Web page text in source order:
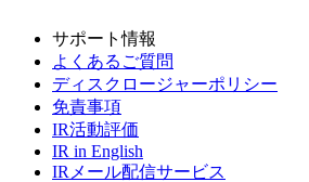
サポート情報
よくあるご質問
ディスクロージャーポリシー
免責事項
IR活動評価
IR in English
IRメール配信サービス